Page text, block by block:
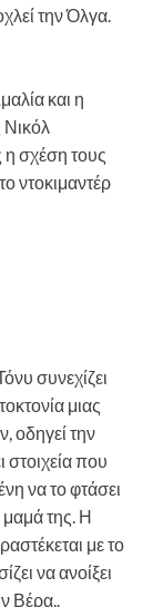
την Όλγα.
και η
Νικόλ
η σχέση τους
ντοκιμαντέρ
συνεχίζει
μιας
οδηγεί την
που
να το φτάσει
μαμά της. Η
με το
να ανοίξει
Βέρα..